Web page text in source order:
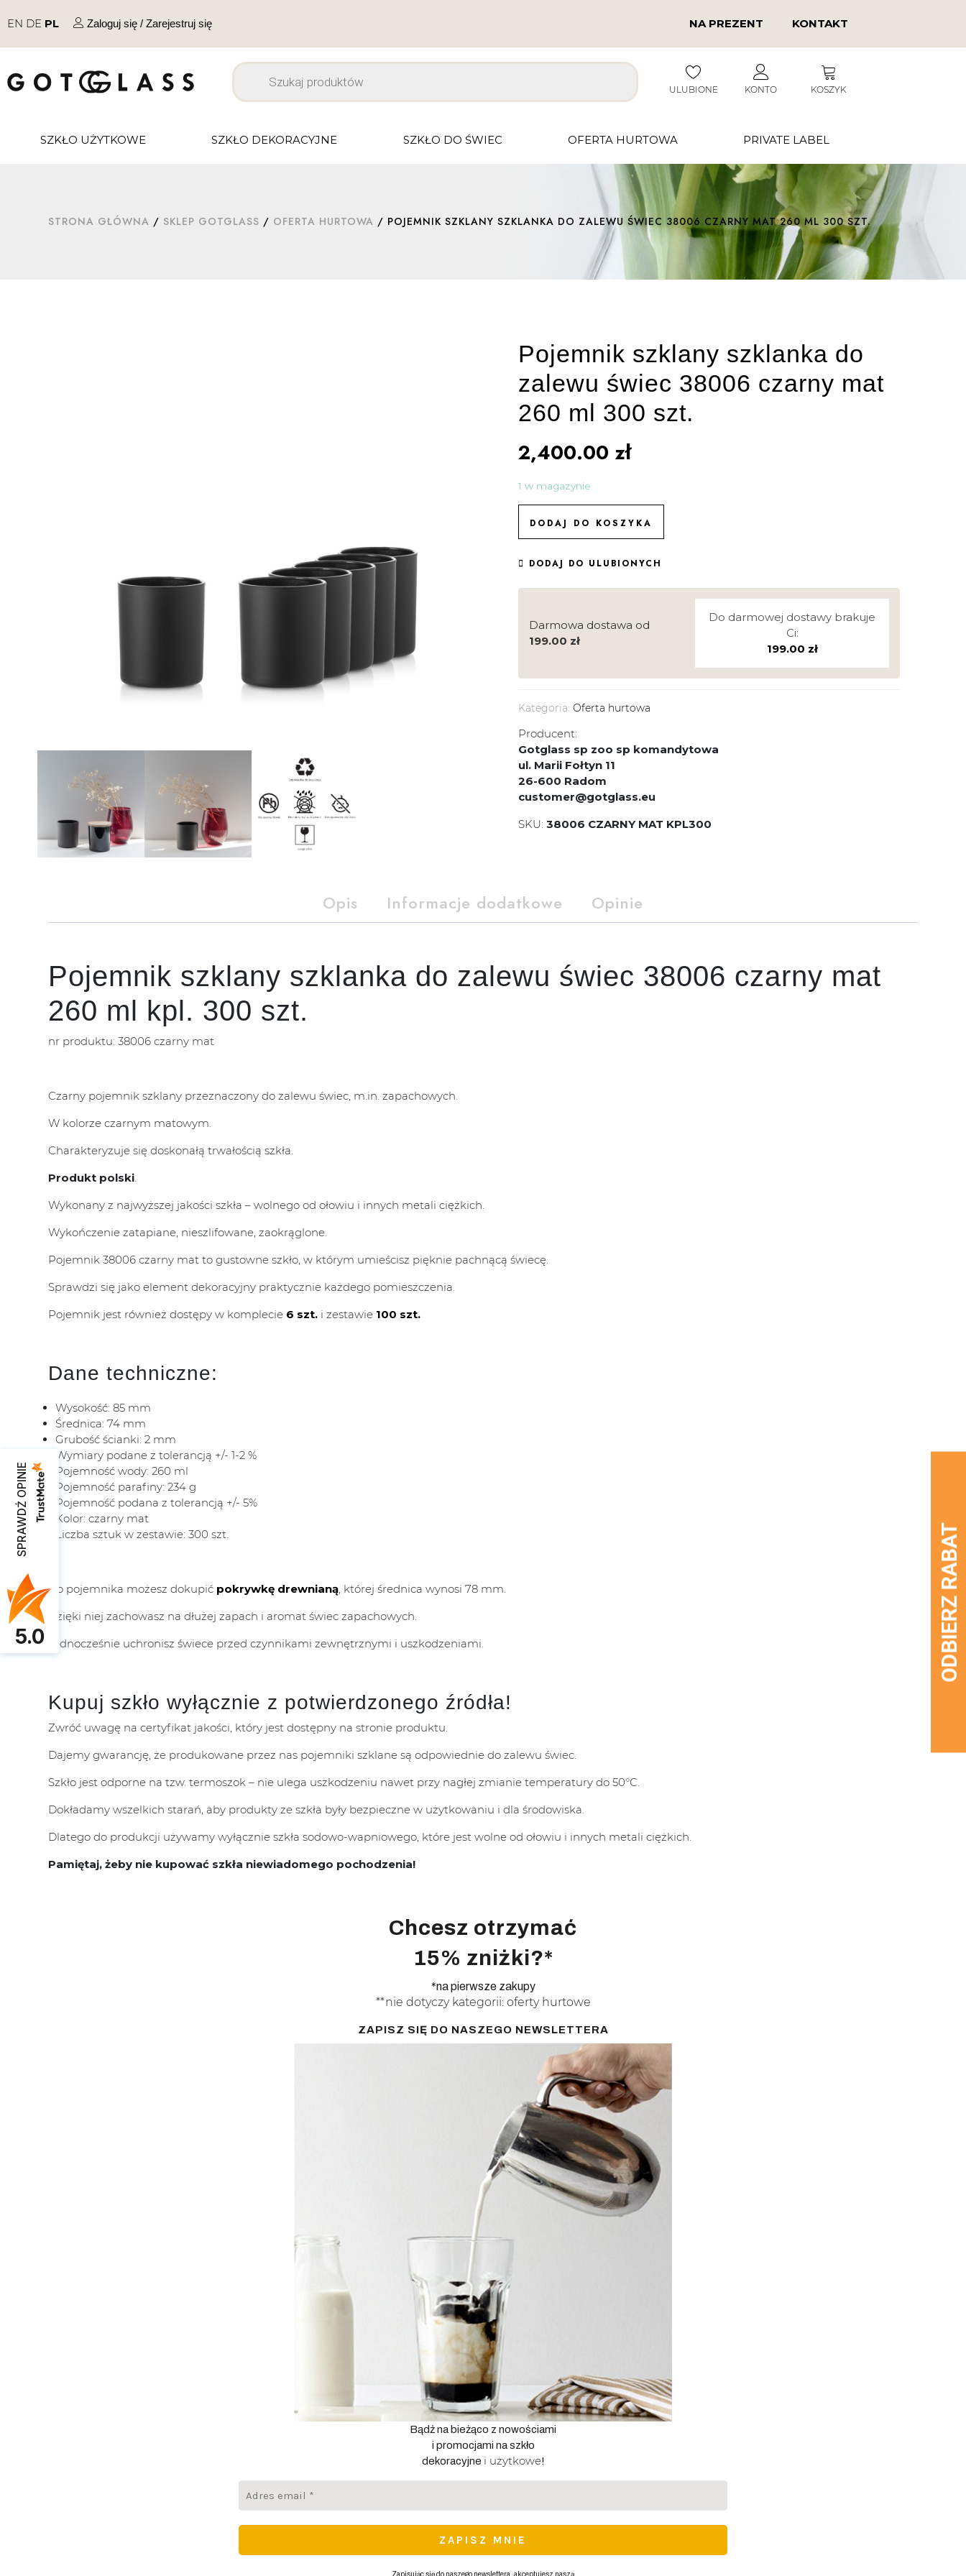
EN DE PL Zaloguj się / Zarejestruj się NA PREZENT KONTAKT
ULUBIONE KONTO KOSZYK
SZKŁO UŻYTKOWE SZKŁO DEKORACYJNE SZKŁO DO ŚWIEC OFERTA HURTOWA PRIVATE LABEL
STRONA GŁÓWNA / SKLEP GOTGLASS / OFERTA HURTOWA / POJEMNIK SZKLANY SZKLANKA DO ZALEWU ŚWIEC 38006 CZARNY MAT 260 ML 300 SZT.
Pojemnik szklany szklanka do
zalewu świec 38006 czarny mat
260 ml 300 szt.
2,400.00 zł
1 w magazynie
DODAJ DO KOSZYKA
DODAJ DO ULUBIONYCH
Darmowa dostawa od
199.00 zł
Do darmowej dostawy brakuje
Ci:
199.00 zł
Kategoria:Oferta hurtowa
Producent:
Gotglass sp zoo sp komandytowa
ul. Marii Fołtyn 11
26-600 Radom
customer@gotglass.eu
SKU:38006 CZARNY MAT KPL300
Opis Informacje dodatkowe Opinie
Pojemnik szklany szklanka do zalewu świec 38006 czarny mat
260 ml kpl. 300 szt.
nr produktu: 38006 czarny mat
Czarny pojemnik szklany przeznaczony do zalewu świec, m.in. zapachowych.
W kolorze czarnym matowym.
Charakteryzuje się doskonałą trwałością szkła.
Produkt polski.
Wykonany z najwyższej jakości szkła – wolnego od ołowiu i innych metali ciężkich.
Wykończenie zatapiane, nieszlifowane, zaokrąglone.
Pojemnik 38006 czarny mat to gustowne szkło, w którym umieścisz pięknie pachnącą świecę.
Sprawdzi się jako element dekoracyjny praktycznie każdego pomieszczenia.
Pojemnik jest również dostępy w komplecie 6 szt. i zestawie 100 szt.
Dane techniczne:
Wysokość: 85 mm
Średnica: 74 mm
Grubość ścianki: 2 mm
Wymiary podane z tolerancją +/- 1-2 %
Pojemność wody: 260 ml
Pojemność parafiny: 234 g
Pojemność podana z tolerancją +/- 5%
Kolor: czarny mat
Liczba sztuk w zestawie: 300 szt.
Do pojemnika możesz dokupić pokrywkę drewnianą, której średnica wynosi 78 mm.
Dzięki niej zachowasz na dłużej zapach i aromat świec zapachowych.
Jednocześnie uchronisz świece przed czynnikami zewnętrznymi i uszkodzeniami.
Kupuj szkło wyłącznie z potwierdzonego źródła!
Zwróć uwagę na certyfikat jakości, który jest dostępny na stronie produktu.
Dajemy gwarancję, że produkowane przez nas pojemniki szklane są odpowiednie do zalewu świec.
Szkło jest odporne na tzw. termoszok – nie ulega uszkodzeniu nawet przy nagłej zmianie temperatury do 50°C.
Dokładamy wszelkich starań, aby produkty ze szkła były bezpieczne w użytkowaniu i dla środowiska.
Dlatego do produkcji używamy wyłącznie szkła sodowo-wapniowego, które jest wolne od ołowiu i innych metali ciężkich.
Pamiętaj, żeby nie kupować szkła niewiadomego pochodzenia!
Chcesz otrzymać
15% zniżki?*
*na pierwsze zakupy
**nie dotyczy kategorii: oferty hurtowe
ZAPISZ SIĘ DO NASZEGO NEWSLETTERA
Bądź na bieżąco z nowościami
i promocjami na szkło
dekoracyjne i użytkowe!
*
Zapisując się do naszego newslettera, akceptujesz naszą
SPRAWDŹ OPINIE
5.0